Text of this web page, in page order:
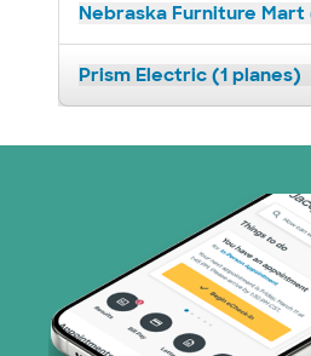
Nebraska Furniture Mart
Prism Electric (1 planes)